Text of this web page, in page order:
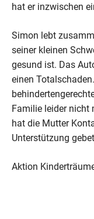
hat er inzwischen
Simon lebt
seiner kleinen
gesund ist. Das
einen
Familie leider nicht
hat die Mutter
Unterstützung
Aktion